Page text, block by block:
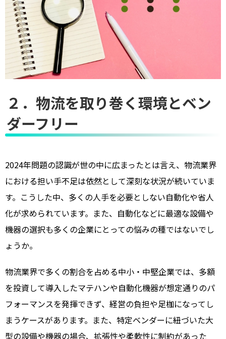
２．物流を取り巻く環境とベン
ダーフリー
2024年問題の認識が世の中に広まったとは言え、物流業界
における担い手不足は依然として深刻な状況が続いていま
す。こうした中、多くの人手を必要としない自動化や省人
化が求められています。また、自動化などに最適な設備や
機器の選択も多くの企業にとっての悩みの種ではないでし
ょうか。
物流業界で多くの割合を占める中小・中堅企業では、多額
を投資して導入したマテハンや自動化機器が想定通りのパ
フォーマンスを発揮できず、経営の負担や足枷になってし
まうケースがあります。また、特定ベンダーに紐づいた大
型の設備や機器の場合、拡張性や柔軟性に制約があった